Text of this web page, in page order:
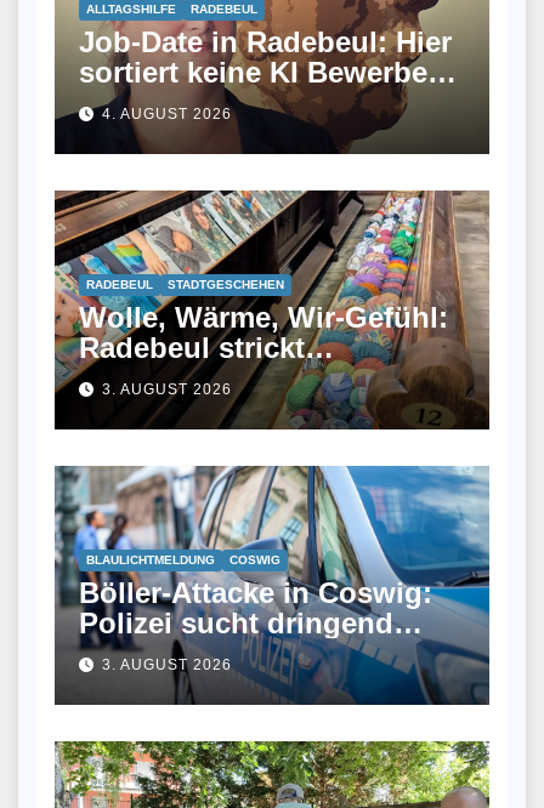
ALLTAGSHILFE RADEBEUL
Job-Date in Radebeul: Hier
sortiert keine KI Bewerber
aus4. AUGUST 2026
RADEBEUL STADTGESCHEHEN
Wolle, Wärme, Wir-Gefühl:
Radebeul strickt
gemeinsam
3. AUGUST 2026
BLAULICHTMELDUNG COSWIG
Böller-Attacke in Coswig:
Polizei sucht dringend
Zeugen
3. AUGUST 2026